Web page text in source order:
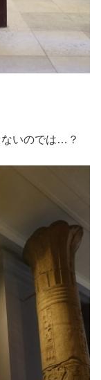
いのでは…？